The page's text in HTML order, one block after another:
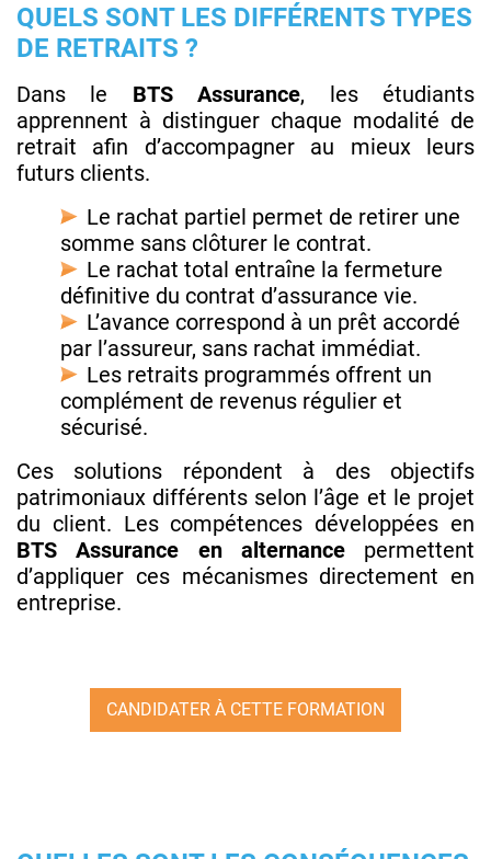
QUELS SONT LES DIFFÉRENTS TYPES
DE RETRAITS ?
Dans le BTS Assurance, les étudiants
apprennent à distinguer chaque modalité de
retrait afin d’accompagner au mieux leurs
futurs clients.
Le rachat partiel permet de retirer une
somme sans clôturer le contrat.
Le rachat total entraîne la fermeture
définitive du contrat d’assurance vie.
L’avance correspond à un prêt accordé
par l’assureur, sans rachat immédiat.
Les retraits programmés offrent un
complément de revenus régulier et
sécurisé.
Ces solutions répondent à des objectifs
patrimoniaux différents selon l’âge et le projet
du client. Les compétences développées en
BTS Assurance en alternancepermettent
d’appliquer ces mécanismes directement en
entreprise.
CANDIDATER À CETTE FORMATION